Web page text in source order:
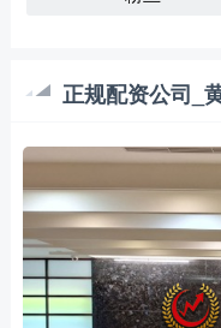
正规配资公司_